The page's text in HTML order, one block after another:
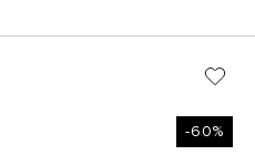
-60%